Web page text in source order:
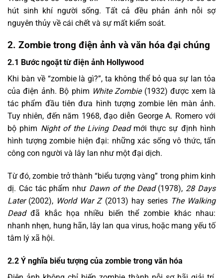
hút sinh khí người sống. Tất cả đều phản ánh nỗi sợ
nguyên thủy về cái chết và sự mất kiểm soát.
2. Zombie trong điện ảnh và văn hóa đại chúng
2.1 Bước ngoặt từ điện ảnh Hollywood
Khi bàn về “zombie là gì?”, ta không thể bỏ qua sự lan tỏa
của điện ảnh. Bộ phim White Zombie(1932) được xem là
tác phẩm đầu tiên đưa hình tượng zombie lên màn ảnh.
Tuy nhiên, đến năm 1968, đạo diễn George A. Romero với
bộ phim Night of the Living Deadmới thực sự định hình
hình tượng zombie hiện đại: những xác sống vô thức, tấn
công con người và lây lan như một đại dịch.
Từ đó, zombie trở thành “biểu tượng vàng” trong phim kinh
dị. Các tác phẩm như Dawn of the Dead(1978), 28 Days
Later(2002), World War Z(2013) hay series The Walking
Deadđã khắc họa nhiều biến thể zombie khác nhau:
nhanh nhẹn, hung hãn, lây lan qua virus, hoặc mang yếu tố
tâm lý xã hội.
2.2 Ý nghĩa biểu tượng của zombie trong văn hóa